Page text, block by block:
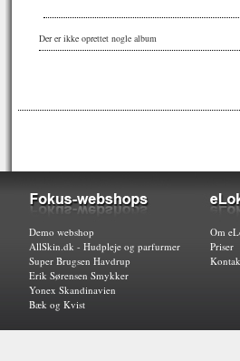
Der er ikke oprettet nogle album
Demo webshop
AllSkin.dk - Hudpleje og parfurmer
Super Brugsen Havdrup
Erik Sørensen Smykker
Yonex Skandinavien
Bæk og Kvist
Om
Priser